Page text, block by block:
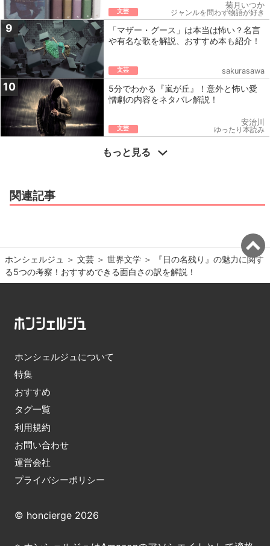
文芸
菊月いつか
ジャンルを問わず物語が好き
9
「マザー・グース」は本当は怖い？名言
や有名な歌を解説、おすすめ本も紹介！
文芸 sakurasawa
10
5分でわかる『嵐が丘』！意外と怖い愛
憎劇の内容をネタバレ解説！
文芸
安治川
ゆったり本読み
もっと見る
関連記事
ホンシェルジュ ＞ 文芸 ＞ 世界文学 ＞
『日の名残り』の魅力に関す
る5つの考察！おすすめできる面白さの訳を解説！
ホンシェルジュについて
特集
おすすめ
タグ一覧
利用規約
お問い合わせ
運営会社
プライバシーポリシー
© honcierge 2026